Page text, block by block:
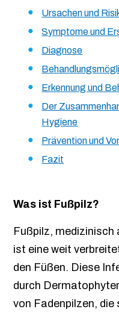
Ursachen und
Symptome und
Diagnose
Erkennung und
Der
Hygiene
Prävention und
Fazit
Was ist Fußpilz?
Fußpilz, medizinisch
ist eine weit
den Füßen. Diese
durch
von Fadenpilzen, die